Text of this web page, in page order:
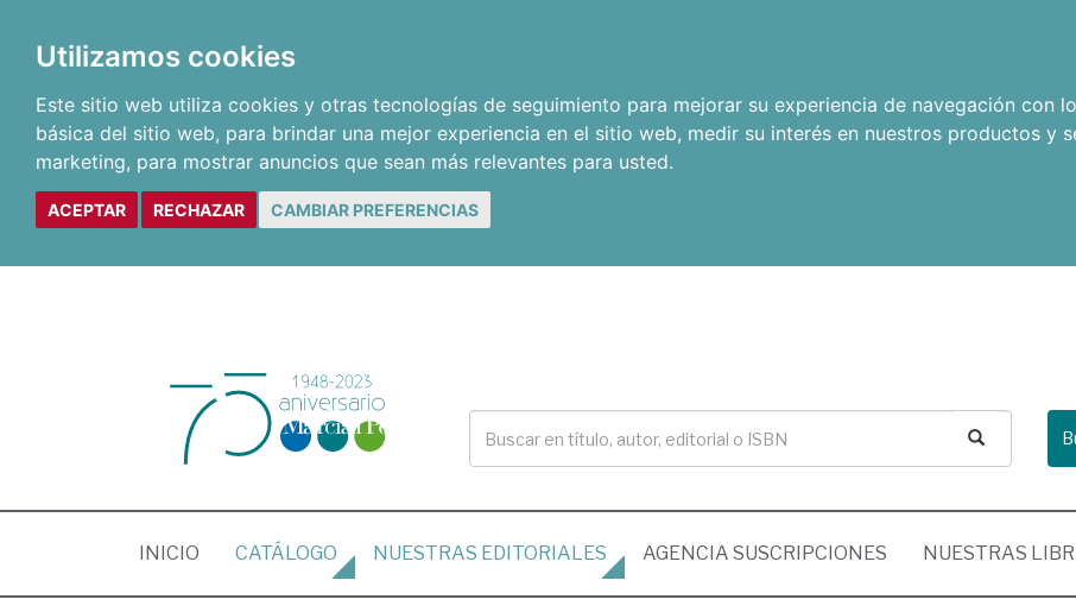
Utilizamos cookies
Este sitio web utiliza cookies y otras tecnologías de seguimiento para mejorar su experiencia de navegación con
básica del sitio web, para brindar una mejor experiencia en el sitio web, medir su interés en nuestros productos y
marketing, para mostrar anuncios que sean más relevantes para usted.
ACEPTAR RECHAZAR CAMBIAR PREFERENCIAS
INICIO (CURRENT)
CATÁLOGO NUESTRAS EDITORIALES AGENCIA SUSCRIPCIONES NUESTRAS